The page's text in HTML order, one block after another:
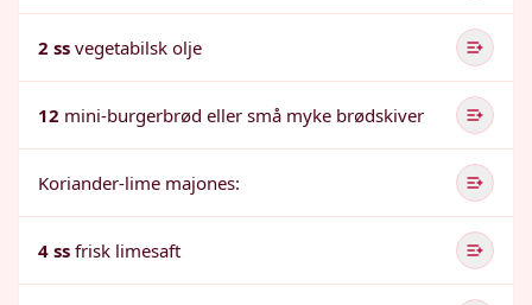
2 ss vegetabilsk olje
12 mini-burgerbrød eller små myke brødskiver
Koriander-lime majones:
4 ss frisk limesaft